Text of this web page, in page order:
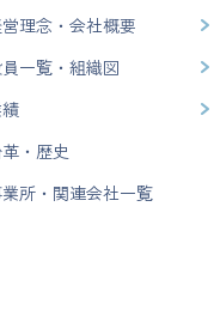
理念・会社概要
一覧・組織図
・歴史
所・関連会社一覧